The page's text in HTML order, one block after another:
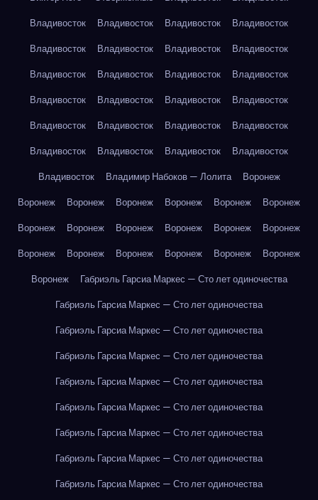
Владивосток
Владивосток Владивосток
Владивосток
Владивосток
Владивосток Владивосток
Владивосток
Владивосток
Владивосток Владивосток
Владивосток
Владивосток
Владивосток Владивосток
Владивосток
Владивосток
Владивосток Владивосток
Владивосток
Владивосток
Владивосток Владивосток
Владивосток
Владивосток
Владимир Набоков — Лолита
Воронеж
Воронеж
Воронеж Воронеж Воронеж Воронеж
Воронеж
Воронеж
Воронеж Воронеж Воронеж Воронеж
Воронеж
Воронеж
Воронеж Воронеж Воронеж Воронеж
Воронеж
Воронеж
Габриэль Гарсиа Маркес — Сто лет одиночества
Габриэль Гарсиа Маркес — Сто лет одиночества
Габриэль Гарсиа Маркес — Сто лет одиночества
Габриэль Гарсиа Маркес — Сто лет одиночества
Габриэль Гарсиа Маркес — Сто лет одиночества
Габриэль Гарсиа Маркес — Сто лет одиночества
Габриэль Гарсиа Маркес — Сто лет одиночества
Габриэль Гарсиа Маркес — Сто лет одиночества
Габриэль Гарсиа Маркес — Сто лет одиночества